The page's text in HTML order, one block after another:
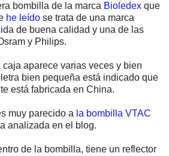
bombilla de la marca Bioledex que
he leído se trata de una marca
de buena calidad y una de las
y Philips.
aparece varias veces y bien
bien pequeña está indicado que
está fabricada en China.
muy parecido a la bombilla VTAC
analizada en el blog.
de la bombilla, tiene un reflector